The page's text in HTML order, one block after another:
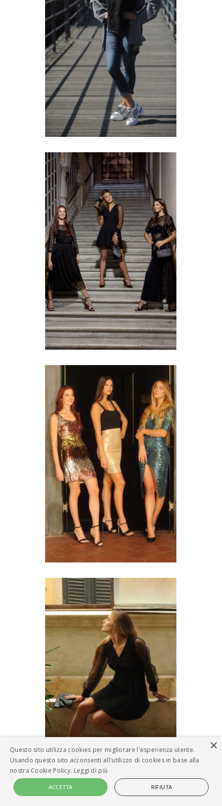
Questo sito utilizza cookies per migliorare l'esperienza utente.
Usando questo sito acconsenti all'utilizzo di cookies in base alla
nostra Cookie Policy. Leggi di più
ACCETTA RIFIUTA
×